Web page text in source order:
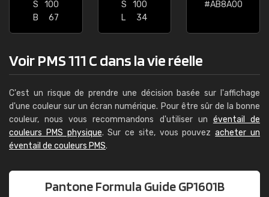
S
100
B
67
S
100
L
34
#AB8A00
Voir PMS 111 C dans la vie réelle
C'est un risque de prendre une décision basée sur l'affichage
d'une couleur sur un écran numérique. Pour être sûr de la bonne
couleur, nous vous recommandons d'utiliser un éventail de
couleurs PMS physique. Sur ce site, vous pouvezacheter un
éventail de couleurs PMS.
Pantone Formula Guide GP1601B